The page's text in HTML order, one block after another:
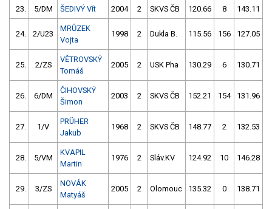
23. 5/DM ŠEDIVÝ Vít 2004 2 SKVS ČB 120.66 8 143.11
24. 2/U23
MRŮZEK
Vojta
1998 2 Dukla B. 115.56 156 127.05
25. 2/ZS
VĚTROVSKÝ
Tomáš
2005 2 USK Pha 130.29 6 130.71
26. 6/DM
ČIHOVSKÝ
Šimon
2003 2 SKVS ČB 152.21 154 131.96
27. 1/V
PRÜHER
Jakub
1968 2 SKVS ČB 148.77 2 132.53
28. 5/VM
KVAPIL
Martin
1976 2 Sláv.KV 124.92 10 146.28
29. 3/ZS
NOVÁK
Matyáš
2005 2 Olomouc 135.32 0 138.71